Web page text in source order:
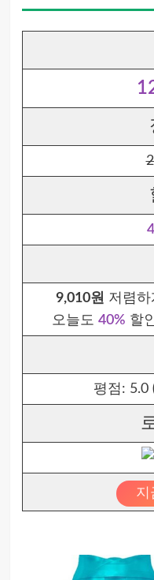
9,010원 저렴
오늘도 40% 할
평점: 5.0
지